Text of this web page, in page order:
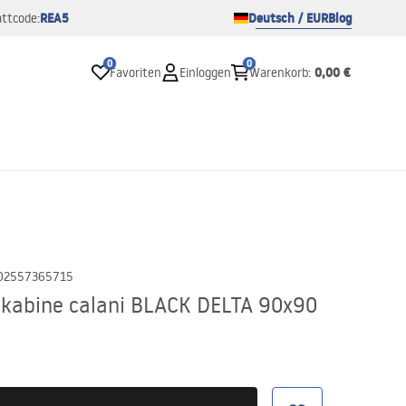
REA5 Deutsch / EURBlog
0
Favoriten Einloggen
0
Warenkorb: 0,00 €
calani BLACK DELTA 90x90